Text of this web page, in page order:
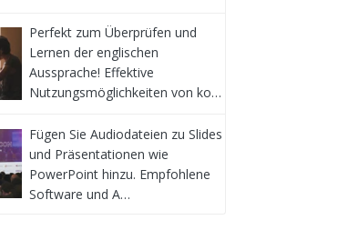
Perfekt zum Überprüfen und
Lernen der englischen
Aussprache! Effektive
Nutzungsmöglichkeiten von ko…
Fügen Sie Audiodateien zu Slides
und Präsentationen wie
PowerPoint hinzu. Empfohlene
Software und A…